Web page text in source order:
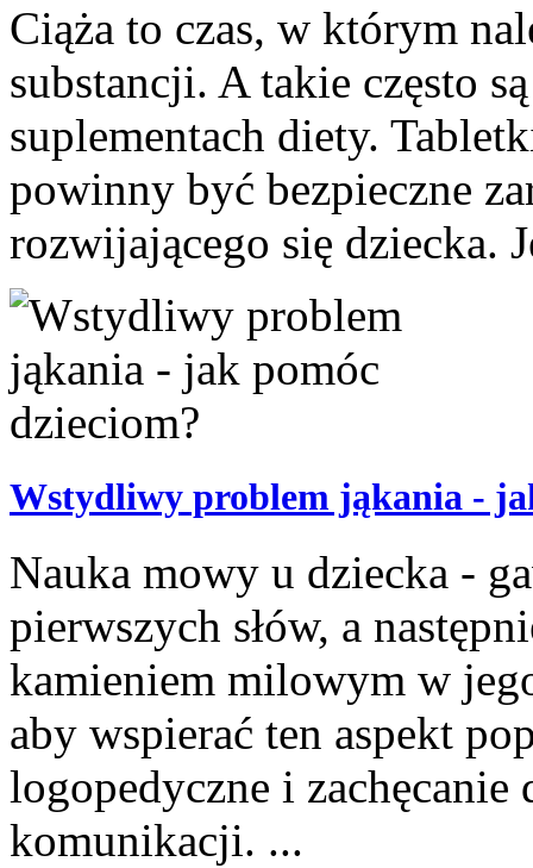
Ciąża to czas, w którym
substancji. A takie często
suplementach diety.
powinny być bezpieczne
rozwijającego się dziecka.
Wstydliwy problem jąkania -
Nauka mowy u dziecka -
pierwszych słów, a
kamieniem milowym w
aby wspierać ten aspekt
logopedyczne i zachęcanie
komunikacji. ...